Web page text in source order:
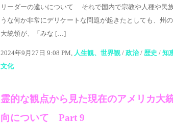
リーダーの違いについて それで国内で宗教や人種や民
うな何か非常にデリケートな問題が起きたとしても、州
大統領が、「みな […]
2024年9月27日 9:08 PM, 人生観、世界観 / 政治/ 歴史 / 知
文化
霊的な観点から見た現在のアメリカ大
向について Part 9